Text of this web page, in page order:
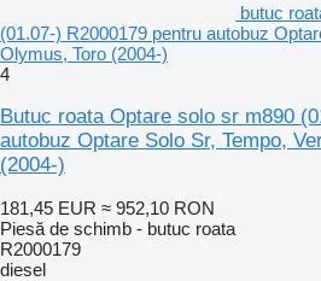
butuc
(01.07-) R2000179 pentru autobuz
Olymus, Toro (2004-)
4
Butuc roata Optare solo sr m890
autobuz Optare Solo Sr, Tempo,
(2004-)
181,45 EUR ≈ 952,10 RON
Piesă de schimb - butuc roata
R2000179
diesel